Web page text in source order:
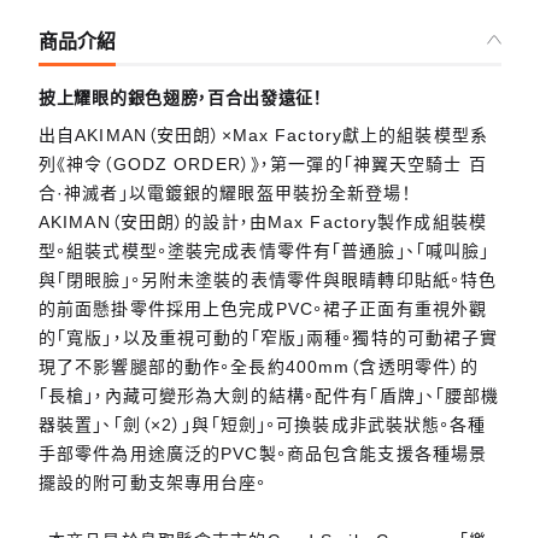
商品介紹
披上耀眼的銀色翅膀，百合出發遠征！
出自AKIMAN（安田朗）×Max Factory獻上的組裝模型系
列《神令（GODZ ORDER）》，第一彈的「神翼天空騎士 百
合·神滅者」以電鍍銀的耀眼盔甲裝扮全新登場！
AKIMAN（安田朗）的設計，由Max Factory製作成組裝模
型。組裝式模型。塗裝完成表情零件有「普通臉」、「喊叫臉」
與「閉眼臉」。另附未塗裝的表情零件與眼睛轉印貼紙。特色
的前面懸掛零件採用上色完成PVC。裙子正面有重視外觀
的「寬版」，以及重視可動的「窄版」兩種。獨特的可動裙子實
現了不影響腿部的動作。全長約400mm（含透明零件）的
「長槍」，內藏可變形為大劍的結構。配件有「盾牌」、「腰部機
器裝置」、「劍（×2）」與「短劍」。可換裝成非武裝狀態。各種
手部零件為用途廣泛的PVC製。商品包含能支援各種場景
擺設的附可動支架專用台座。